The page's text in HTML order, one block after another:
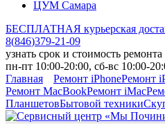
ЦУМ Самара
БЕСПЛАТНАЯ курьерская
8(846)379-21-09
узнать срок и стоимость ремонта
пн-пт 10:00-20:00, сб-вс 10:00-
Главная
Ремонт iPhoneРемонт
Ремонт MacBookРемонт iMac
ПланшетовБытовой техники